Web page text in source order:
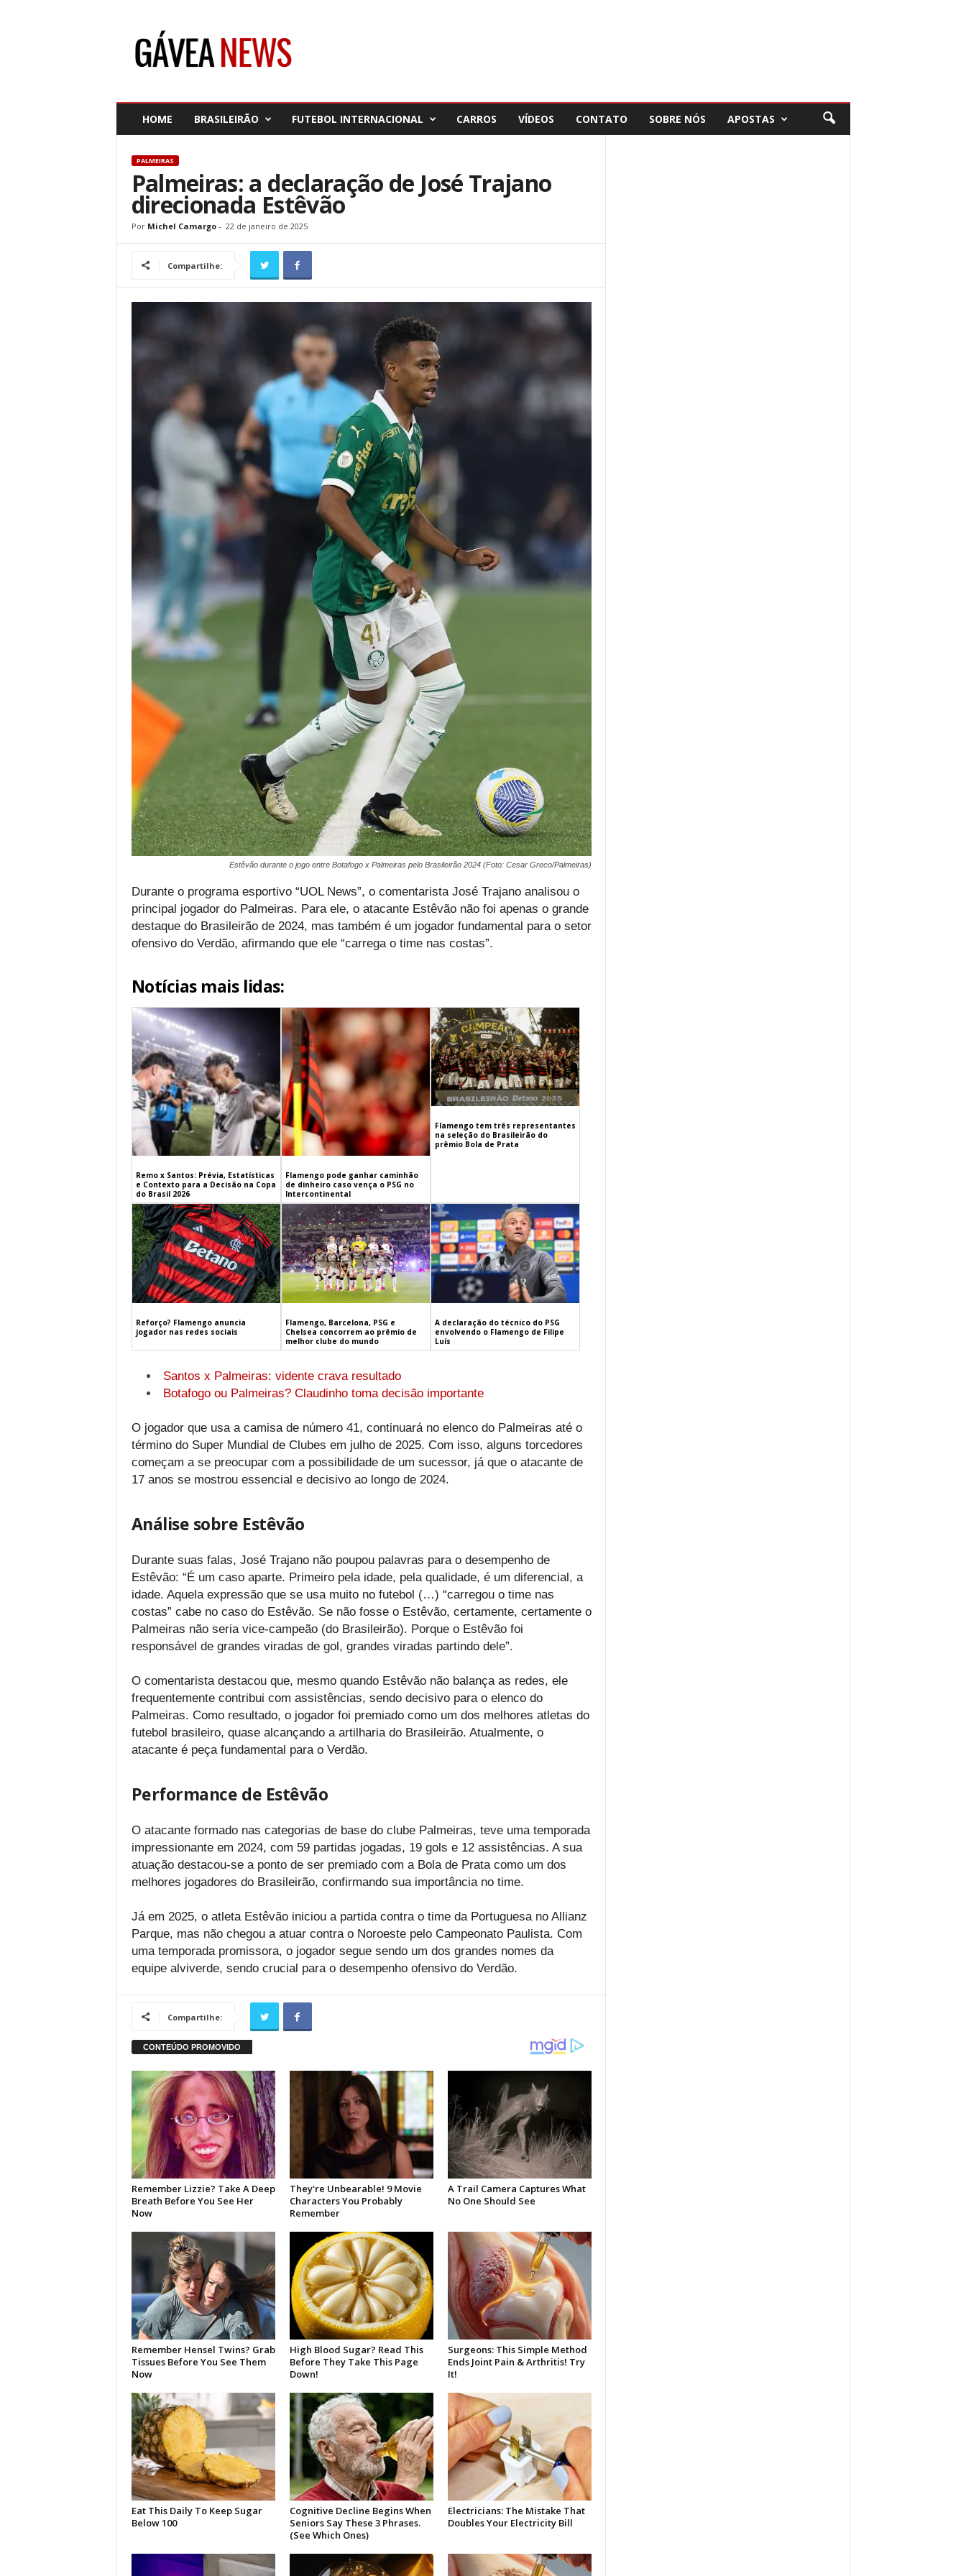
HOME BRASILEIRÃO FUTEBOL INTERNACIONAL CARROS VÍDEOS CONTATO SOBRE NÓS APOSTAS
PALMEIRAS
Palmeiras: a declaração de José Trajano
direcionada Estêvão
Por Michel Camargo- 22 de janeiro de 2025
Compartilhe:
Estêvão durante o jogo entre Botafogo x Palmeiras pelo Brasileirão 2024 (Foto: Cesar Greco/Palmeiras)
Durante o programa esportivo “UOL News”, o comentarista José Trajano analisou o
principal jogador do Palmeiras. Para ele, o atacante Estêvão não foi apenas o grande
destaque do Brasileirão de 2024, mas também é um jogador fundamental para o setor
ofensivo do Verdão, afirmando que ele “carrega o time nas costas”.
Notícias mais lidas:
Remo x Santos: Prévia, Estatísticas
e Contexto para a Decisão na Copa
do Brasil 2026
Flamengo pode ganhar caminhão
de dinheiro caso vença o PSG no
Intercontinental
Flamengo tem três representantes
na seleção do Brasileirão do
prêmio Bola de Prata
Reforço? Flamengo anuncia
jogador nas redes sociais
Flamengo, Barcelona, PSG e
Chelsea concorrem ao prêmio de
melhor clube do mundo
A declaração do técnico do PSG
envolvendo o Flamengo de Filipe
Luís
Santos x Palmeiras: vidente crava resultado
Botafogo ou Palmeiras? Claudinho toma decisão importante
O jogador que usa a camisa de número 41, continuará no elenco do Palmeiras até o
término do Super Mundial de Clubes em julho de 2025. Com isso, alguns torcedores
começam a se preocupar com a possibilidade de um sucessor, já que o atacante de
17 anos se mostrou essencial e decisivo ao longo de 2024.
Análise sobre Estêvão
Durante suas falas, José Trajano não poupou palavras para o desempenho de
Estêvão: “É um caso aparte. Primeiro pela idade, pela qualidade, é um diferencial, a
idade. Aquela expressão que se usa muito no futebol (…) “carregou o time nas
costas” cabe no caso do Estêvão. Se não fosse o Estêvão, certamente, certamente o
Palmeiras não seria vice-campeão (do Brasileirão). Porque o Estêvão foi
responsável de grandes viradas de gol, grandes viradas partindo dele”.
O comentarista destacou que, mesmo quando Estêvão não balança as redes, ele
frequentemente contribui com assistências, sendo decisivo para o elenco do
Palmeiras. Como resultado, o jogador foi premiado como um dos melhores atletas do
futebol brasileiro, quase alcançando a artilharia do Brasileirão. Atualmente, o
atacante é peça fundamental para o Verdão.
Performance de Estêvão
O atacante formado nas categorias de base do clube Palmeiras, teve uma temporada
impressionante em 2024, com 59 partidas jogadas, 19 gols e 12 assistências. A sua
atuação destacou-se a ponto de ser premiado com a Bola de Prata como um dos
melhores jogadores do Brasileirão, confirmando sua importância no time.
Já em 2025, o atleta Estêvão iniciou a partida contra o time da Portuguesa no Allianz
Parque, mas não chegou a atuar contra o Noroeste pelo Campeonato Paulista. Com
uma temporada promissora, o jogador segue sendo um dos grandes nomes da
equipe alviverde, sendo crucial para o desempenho ofensivo do Verdão.
Compartilhe: